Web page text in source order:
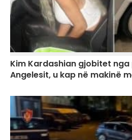
Kim Kardashian gjobitet nga
Angelesit, u kap në makinë